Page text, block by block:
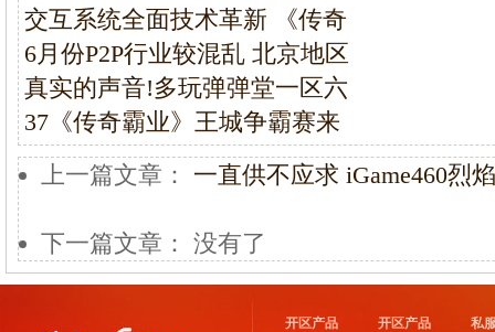
交互系统全面技术革新 《传奇
6月份P2P行业较混乱 北京地区
真实的声音!多玩弹弹堂一区六
37《传奇霸业》王城争霸赛来
上一篇文章： 一直供不应求 iGame460烈
下一篇文章： 没有了
开区产品
开区产品
私